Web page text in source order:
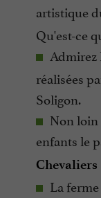
artistique
Qu'est-ce
Admirez
réalisées
Soligon.
Non loin
enfants le
Chevaliers
La ferme